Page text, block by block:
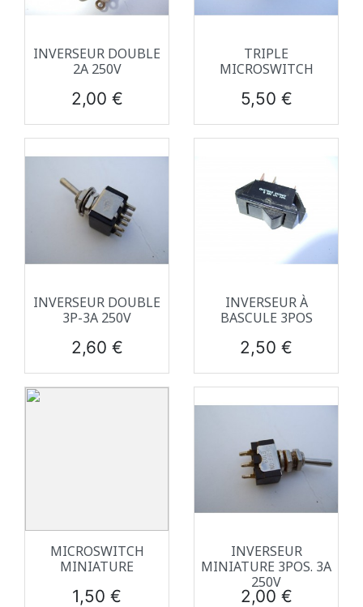
INVERSEUR DOUBLE
2A 250V
Prix
2,00 €
TRIPLE
MICROSWITCH
Prix
5,50 €
INVERSEUR DOUBLE
3P-3A 250V
Prix
2,60 €
INVERSEUR À
BASCULE 3POS
Prix
2,50 €
MICROSWITCH
MINIATURE
Prix
1,50 €
INVERSEUR
MINIATURE 3POS. 3A
250V
Prix
2,00 €